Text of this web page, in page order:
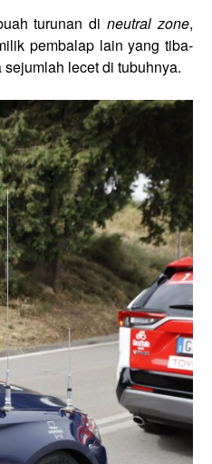
turunan dineutral zone,
pembalap lain yang tiba-
lecet di tubuhnya.